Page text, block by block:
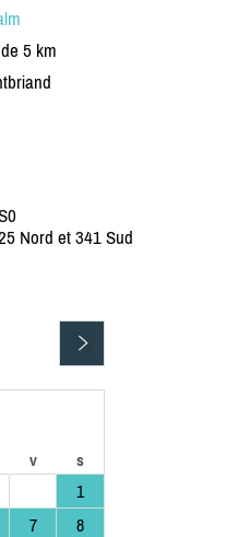
5 km
Nord et 341 Sud
v s
1
7
8